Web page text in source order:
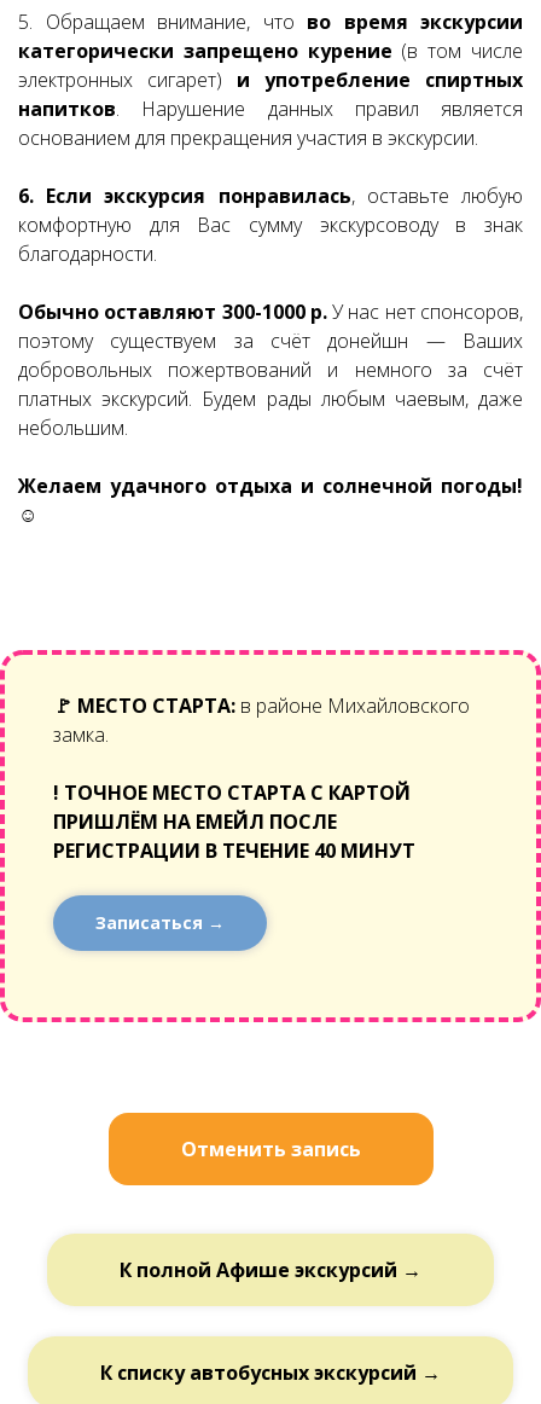
5. Обращаем внимание, что во время экскурсии
категорически запрещено курение (в том числе
электронных сигарет) и употребление спиртных
напитков. Нарушение данных правил является
основанием для прекращения участия в экскурсии.
6. Если экскурсия понравилась, оставьте любую
комфортную для Вас сумму экскурсоводу в знак
благодарности.
Обычно оставляют 300-1000 р.У нас нет спонсоров,
поэтому существуем за счёт донейшн — Ваших
добровольных пожертвований и немного за счёт
платных экскурсий. Будем рады любым чаевым, даже
небольшим.
Желаем удачного отдыха и солнечной погоды!
☺
🚩 МЕСТО СТАРТА: в районе Михайловского
замка.
! ТОЧНОЕ МЕСТО СТАРТА С КАРТОЙ
ПРИШЛЁМ НА ЕМЕЙЛ ПОСЛЕ
РЕГИСТРАЦИИ В ТЕЧЕНИЕ 40 МИНУТ
Записаться →
Отменить запись
К полной Афише экскурсий →
К списку автобусных экскурсий →